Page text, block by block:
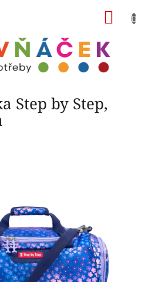
Step by Step,